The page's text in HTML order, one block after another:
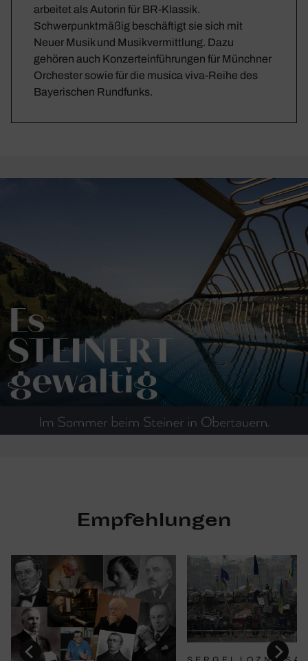
arbeitet als Autorin für BR-Klassik.
Schwerpunktmäßig beschäftigt sie sich mit
Neuer Musik und Musikvermittlung. Dazu
gehören auch Konzerteinführungen für Münchner
Orchester sowie für die musica viva-Reihe des
Bayerischen Rundfunks.
Empfehlungen